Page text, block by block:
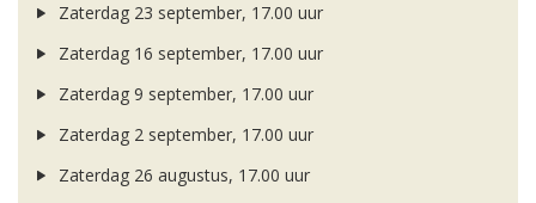
Zaterdag 23 september, 17.00 uur
Zaterdag 16 september, 17.00 uur
Zaterdag 9 september, 17.00 uur
Zaterdag 2 september, 17.00 uur
Zaterdag 26 augustus, 17.00 uur